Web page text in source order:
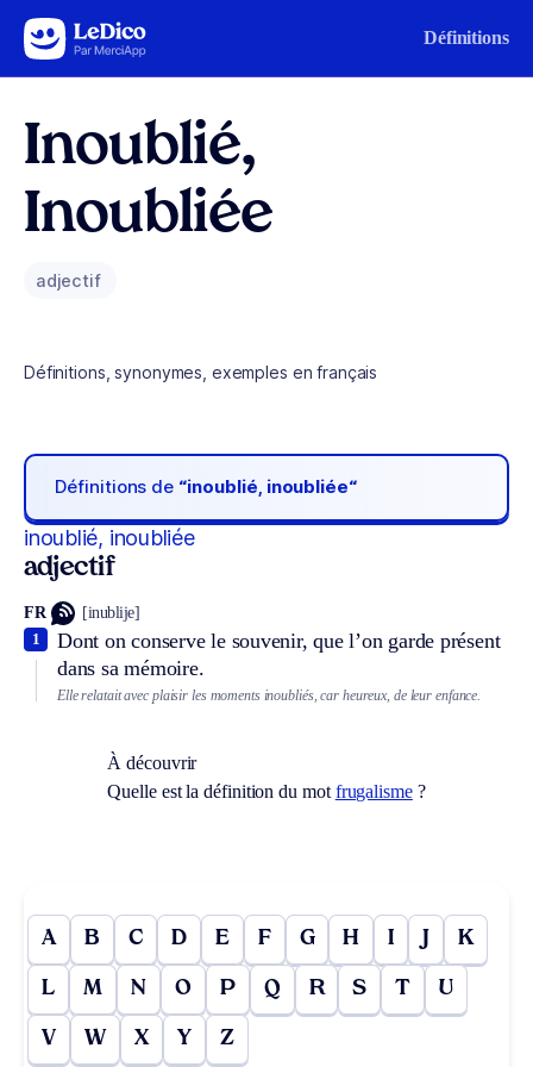
Aller au contenu Définitions
Inoublié,
Inoubliée
adjectif
Définitions, synonymes, exemples en français
Définitions de “inoublié, inoubliée“
inoublié, inoubliée
adjectif
FR [inublije]
Dont on conserve le souvenir, que l’on garde présent
dans sa mémoire.
1
Elle relatait avec plaisir les moments inoubliés, car heureux, de leur enfance.
À découvrir
Quelle est la définition du mot frugalisme?
A B C D E F G H I J K
L M N O P Q R S T U
V W X Y Z